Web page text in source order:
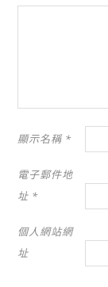
顯示名稱 *
電子郵件地
址 *
個人網站網
址